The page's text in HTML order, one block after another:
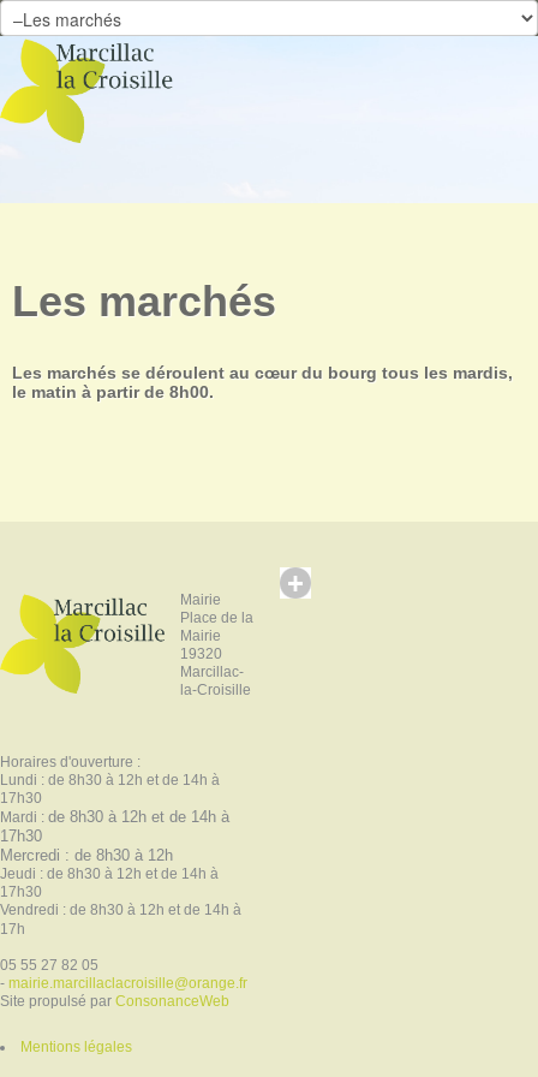
Skip to content
Les marchés
Les marchés se déroulent au cœur du bourg tous les mardis,
le matin à partir de 8h00.
Mairie
Place de la
Mairie
19320
Marcillac-
la-Croisille
Horaires d'ouverture :
Lundi : de 8h30 à 12h et de 14h à
17h30
Mardi : de 8h30 à 12h et de 14h à
17h30
Mercredi : de 8h30 à 12h
Jeudi : de 8h30 à 12h et de 14h à
17h30
Vendredi : de 8h30 à 12h et de 14h à
17h
05 55 27 82 05
- mairie.marcillaclacroisille@orange.fr
Site propulsé par ConsonanceWeb
Mentions légales